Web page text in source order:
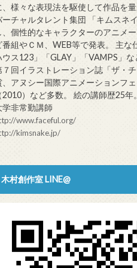
、様々な表現法を駆使して作品を量
ーチャルタレント集団 「キムスネ
、個性的なキャラクターのアニメ
番組やＣＭ、WEB等で発表。 主な
ウス123」「GLAY」「VAMPS」な
７回イラストレーション誌「ザ・
、アヌシー国際アニメーションフ
2010）など多数。 絵の講師歴25年
学非常勤講師
www.faceful.org/
kimsnake.jp/
木村創作室 LINE@